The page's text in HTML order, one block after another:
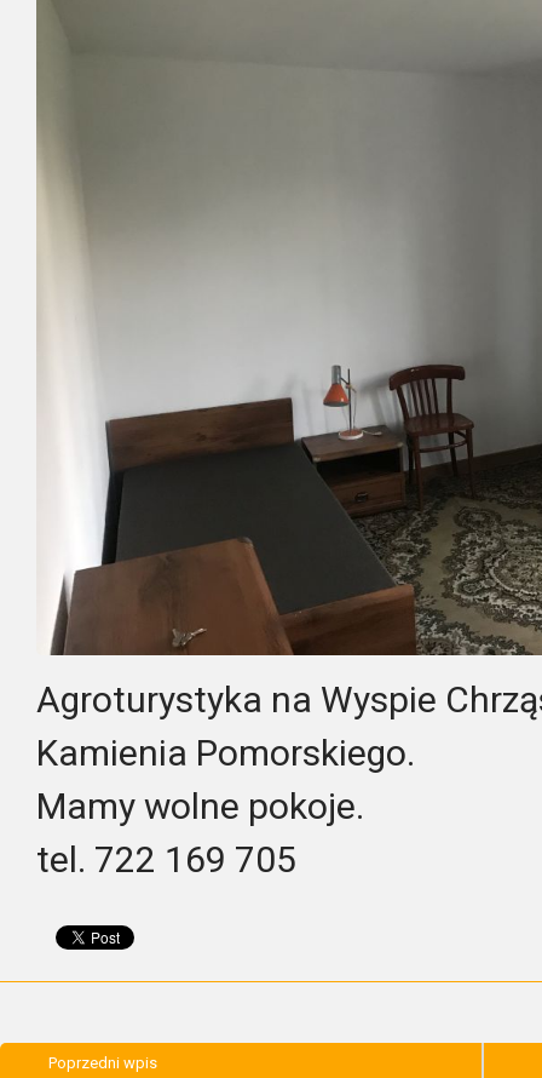
Agroturystyka na Wyspie
Kamienia Pomorskiego.
Mamy wolne pokoje.
tel. 722 169 705
Poprzedni wpis